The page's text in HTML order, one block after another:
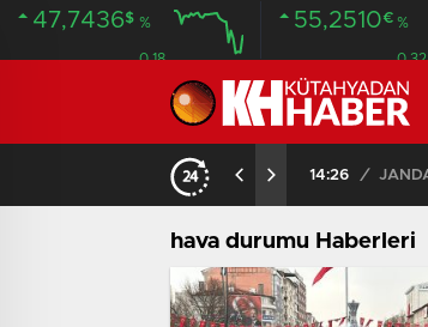
47,7436$ %
0.18
55,2510€ %
0.32
14:26 /
hava durumu Haberleri